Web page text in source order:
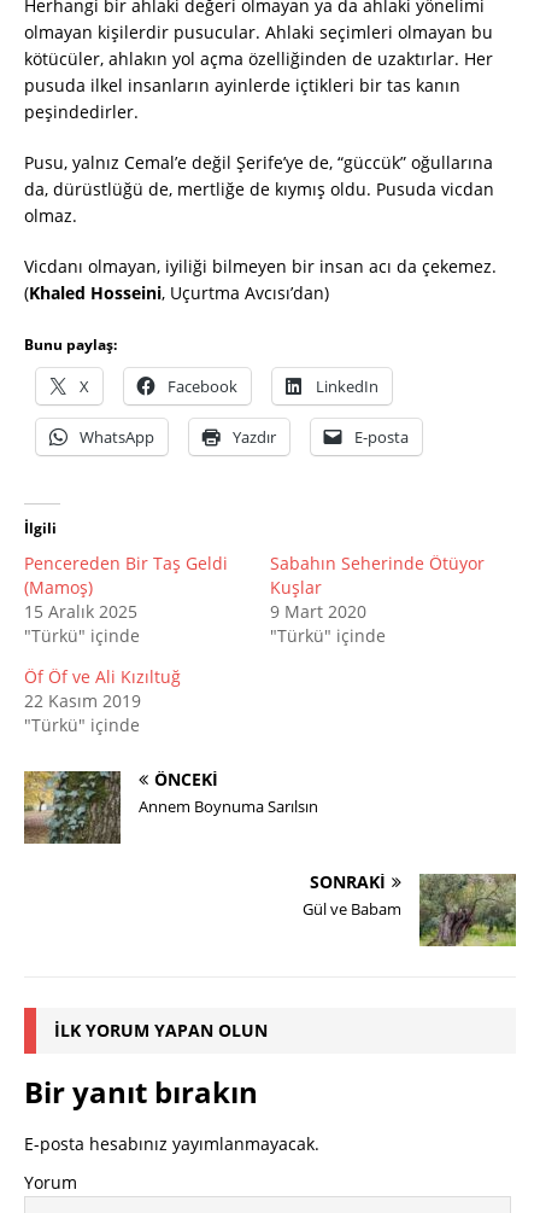
Herhangi bir ahlaki değeri olmayan ya da ahlaki yönelimi
olmayan kişilerdir pusucular. Ahlaki seçimleri olmayan bu
kötücüler, ahlakın yol açma özelliğinden de uzaktırlar. Her
pusuda ilkel insanların ayinlerde içtikleri bir tas kanın
peşindedirler.
Pusu, yalnız Cemal’e değil Şerife’ye de, “güccük” oğullarına
da, dürüstlüğü de, mertliğe de kıymış oldu. Pusuda vicdan
olmaz.
Vicdanı olmayan, iyiliği bilmeyen bir insan acı da çekemez.
(Khaled Hosseini, Uçurtma Avcısı’dan)
Bunu paylaş:
X Facebook LinkedIn
WhatsApp Yazdır E-posta
İlgili
Pencereden Bir Taş Geldi
(Mamoş)
15 Aralık 2025
"Türkü" içinde
Sabahın Seherinde Ötüyor
Kuşlar
9 Mart 2020
"Türkü" içinde
Öf Öf ve Ali Kızıltuğ
22 Kasım 2019
"Türkü" içinde
ÖNCEKI
Annem Boynuma Sarılsın
SONRAKI
Gül ve Babam
İLK YORUM YAPAN OLUN
Bir yanıt bırakın
E-posta hesabınız yayımlanmayacak.
Yorum